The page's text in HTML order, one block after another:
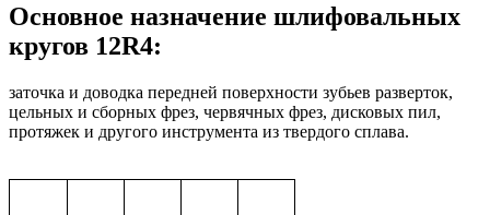
Основное назначение шлифовальных
кругов 12R4:
заточка и доводка передней поверхности зубьев разверток,
цельных и сборных фрез, червячных фрез, дисковых пил,
протяжек и другого инструмента из твердого сплава.